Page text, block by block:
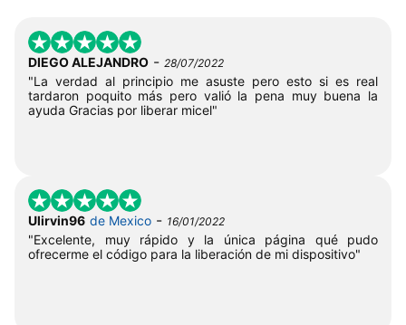
DIEGO ALEJANDRO - 28/07/2022
"La verdad al principio me asuste pero esto si es real
tardaron poquito más pero valió la pena muy buena la
ayuda Gracias por liberar micel"
Ulirvin96 de Mexico - 16/01/2022
"Excelente, muy rápido y la única página qué pudo
ofrecerme el código para la liberación de mi dispositivo"